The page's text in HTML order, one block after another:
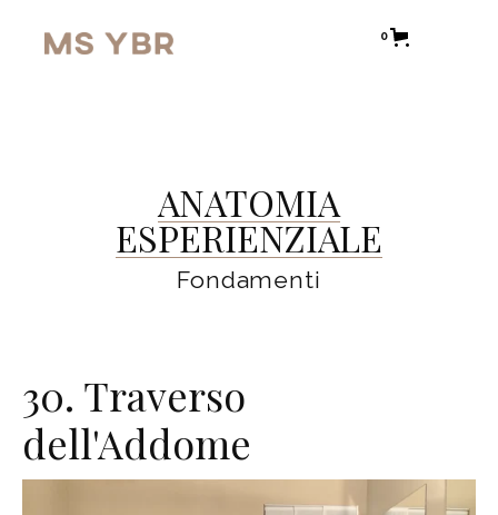
0
ANATOMIA
ESPERIENZIALE
Fondamenti
30. Traverso
dell'Addome